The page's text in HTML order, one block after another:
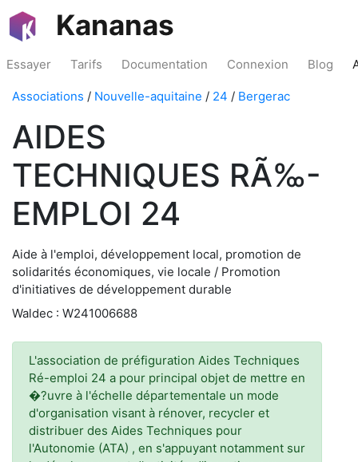
Kananas
Essayer Tarifs Documentation Connexion Blog
Associations / Nouvelle-aquitaine / 24 / Bergerac
AIDES
TECHNIQUES RÃ‰-
EMPLOI 24
Aide à l'emploi, développement local, promotion de
solidarités économiques, vie locale / Promotion
d'initiatives de développement durable
Waldec : W241006688
L'association de préfiguration Aides Techniques
Ré-emploi 24 a pour principal objet de mettre en
�?uvre à l'échelle départementale un mode
d'organisation visant à rénover, recycler et
distribuer des Aides Techniques pour
l'Autonomie (ATA) , en s'appuyant notamment sur